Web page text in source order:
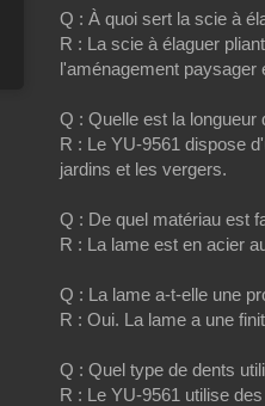
Q : À quoi sert la scie à
R : La scie à élaguer
l'aménagement paysager
Q : Quelle est la longueur
R : Le YU-9561 dispose
jardins et les vergers.
Q : De quel matériau est
R : La lame est en acier
Q : La lame a-t-elle une
R : Oui. La lame a une
Q : Quel type de dents
R : Le YU-9561 utilise